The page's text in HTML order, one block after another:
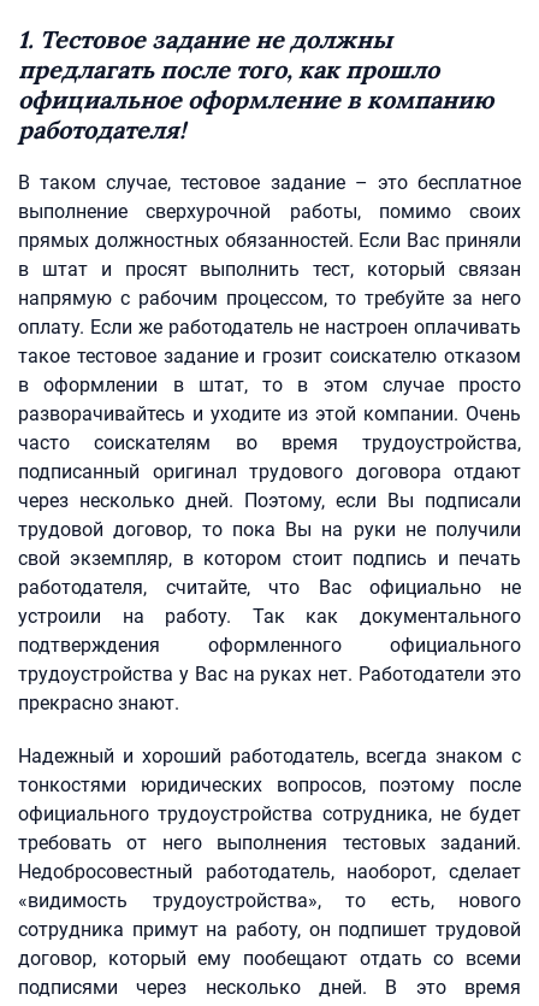
1. Тестовое задание не должны
предлагать после того, как прошло
официальное оформление в компанию
работодателя!
В таком случае, тестовое задание – это бесплатное
выполнение сверхурочной работы, помимо своих
прямых должностных обязанностей. Если Вас приняли
в штат и просят выполнить тест, который связан
напрямую с рабочим процессом, то требуйте за него
оплату. Если же работодатель не настроен оплачивать
такое тестовое задание и грозит соискателю отказом
в оформлении в штат, то в этом случае просто
разворачивайтесь и уходите из этой компании. Очень
часто соискателям во время трудоустройства,
подписанный оригинал трудового договора отдают
через несколько дней. Поэтому, если Вы подписали
трудовой договор, то пока Вы на руки не получили
свой экземпляр, в котором стоит подпись и печать
работодателя, считайте, что Вас официально не
устроили на работу. Так как документального
подтверждения оформленного официального
трудоустройства у Вас на руках нет. Работодатели это
прекрасно знают.
Надежный и хороший работодатель, всегда знаком с
тонкостями юридических вопросов, поэтому после
официального трудоустройства сотрудника, не будет
требовать от него выполнения тестовых заданий.
Недобросовестный работодатель, наоборот, сделает
«видимость трудоустройства», то есть, нового
сотрудника примут на работу, он подпишет трудовой
договор, который ему пообещают отдать со всеми
подписями через несколько дней. В это время